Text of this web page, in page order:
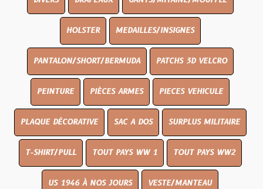
HOLSTER MEDAILLES/INSIGNES
PANTALON/SHORT/BERMUDA PATCHS 3D VELCRO
PEINTURE PIÈCES ARMES PIECES VEHICULE
PLAQUE DÉCORATIVE SAC A DOS SURPLUS MILITAIRE
T-SHIRT/PULL TOUT PAYS WW 1 TOUT PAYS WW2
US 1946 À NOS JOURS VESTE/MANTEAU